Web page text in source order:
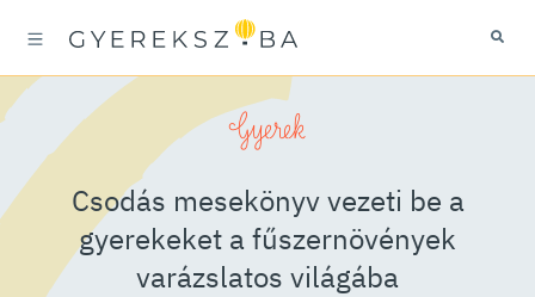
Gyerek
Csodás mesekönyv vezeti be a
gyerekeket a fűszernövények
varázslatos világába